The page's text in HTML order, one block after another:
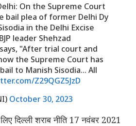
On the Supreme Court
bail plea of former Delhi Dy
in the Delhi Excise
leader Shehzad
"After trial court and
the Supreme Court has
to Manish Sisodia… All
Z29QGZ5JzD
October 30, 2023
दिल्ली शराब नीति 17 नवंबर 2021